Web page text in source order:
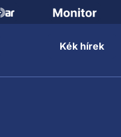
Kék hírek